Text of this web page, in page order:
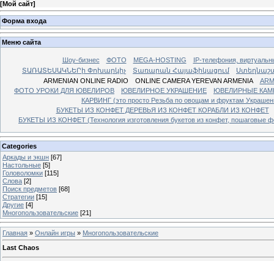
[Мой сайт]
Форма входа
Меню сайта
Шоу-бизнес ФОТО MEGA-HOSTING
IP-телефония,
ՏԱՌԱՏԵՍԱԿՆԵՐի Փոխարկիչ
Տառարան Հայաֆիկացում
ARMENIAN ONLINE RADIO
ONLINE CAMERA YEREVAN ARMENIA
ФОТО УРОКИ ДЛЯ ЮВЕЛИРОВ
ЮВЕЛИРНОЕ УКРАШЕНИЕ
ЮВЕЛИРНЫЕ
КАРВИНГ (это просто Резьба по овощам и фруктам
БУКЕТЫ ИЗ КОНФЕТ ДЕРЕВЬЯ ИЗ КОНФЕТ КОРАБЛИ ИЗ КОНФЕТ
БУКЕТЫ ИЗ КОНФЕТ (Технология изготовления букетов из конфет, пошаговые
Categories
Аркады и экшн [67]
Настольные [5]
Головоломки [115]
Слова [2]
Поиск предметов [68]
Стратегии [15]
Другие [4]
Многопользовательские [21]
Главная » Онлайн игры » Многопользовательские
Last Chaos